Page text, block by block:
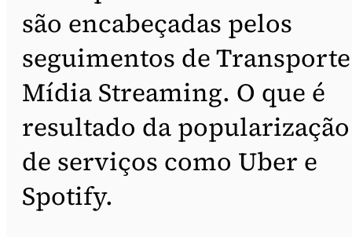
são encabeçadas pelos
seguimentos de
Mídia Streaming. O que é
resultado da popularização
de serviços como Uber e
Spotify.